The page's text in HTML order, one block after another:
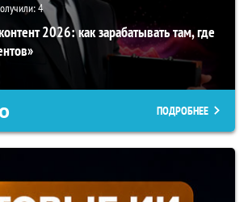
4
2026: как зарабатывать там, где
ПОДРОБНЕЕ